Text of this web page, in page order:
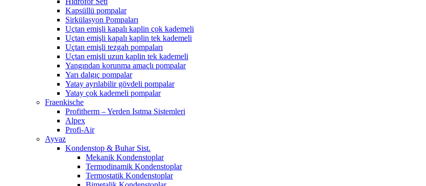
Kapsüllü pompalar
Sirkülasyon Pompaları
Uçtan emişli kapalı kaplin çok kademeli
Uçtan emişli kapalı kaplin tek kademeli
Uçtan emişli tezgah pompaları
Uçtan emişli uzun kaplin tek kademeli
Yangından korunma amaçlı pompalar
Yarı dalgıç pompalar
Yatay ayrılabilir gövdeli pompalar
Yatay çok kademeli pompalar
Fraenkische
Profitherm – Yerden Isıtma Sistemleri
Alpex
Profi-Air
Ayvaz
Kondenstop & Buhar Sist.
Mekanik Kondenstoplar
Termodinamik Kondenstoplar
Termostatik Kondenstoplar